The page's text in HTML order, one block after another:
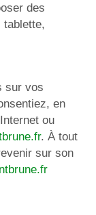
des
tablette,
sur vos
en
ou
. À tout
sur son